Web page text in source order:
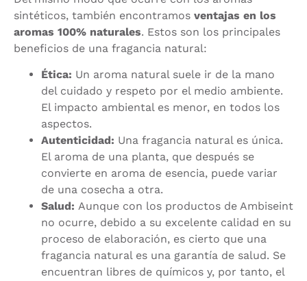
sintéticos, también encontramos ventajas en los
aromas 100% naturales. Estos son los principales
beneficios de una fragancia natural:
Ética: Un aroma natural suele ir de la mano
del cuidado y respeto por el medio ambiente.
El impacto ambiental es menor, en todos los
aspectos.
Autenticidad: Una fragancia natural es única.
El aroma de una planta, que después se
convierte en aroma de esencia, puede variar
de una cosecha a otra.
Salud: Aunque con los productos de Ambiseint
no ocurre, debido a su excelente calidad en su
proceso de elaboración, es cierto que una
fragancia natural es una garantía de salud. Se
encuentran libres de químicos y, por tanto, el